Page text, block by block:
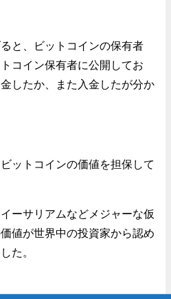
と、ビットコインの保有者
コイン保有者に公開してお
したか、また入金したが分か
ットコインの価値を担保して
ーサリアムなどメジャーな仮
値が世界中の投資家から認め
た。